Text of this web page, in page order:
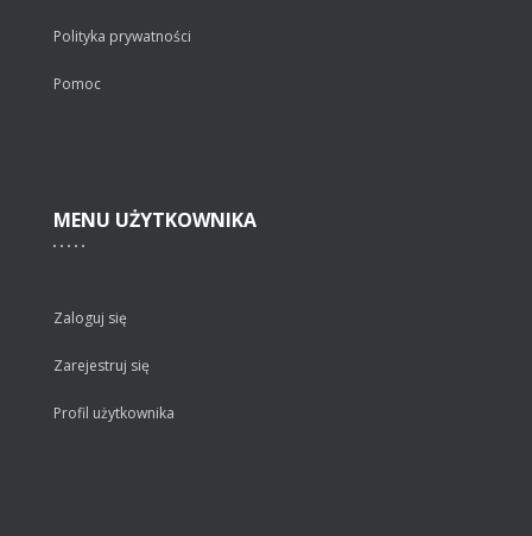
Polityka prywatności
Pomoc
MENU UŻYTKOWNIKA
Zaloguj się
Zarejestruj się
Profil użytkownika